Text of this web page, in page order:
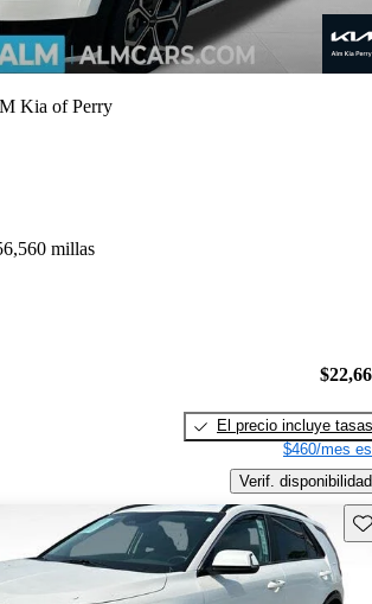
Kia of Perry
millas
El precio incluye tasas
$460/mes
Verif. disponibilidad